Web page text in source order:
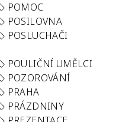
POMOC
POSILOVNA
POSLUCHAČI
POULIČNÍ UMĚLCI
POZOROVÁNÍ
PRAHA
PRÁZDNINY